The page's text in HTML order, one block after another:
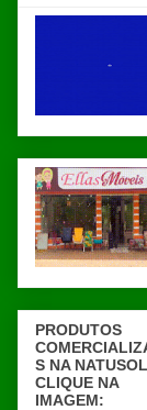
PRODUTOS
S NA
CLIQUE NA
IMAGEM: